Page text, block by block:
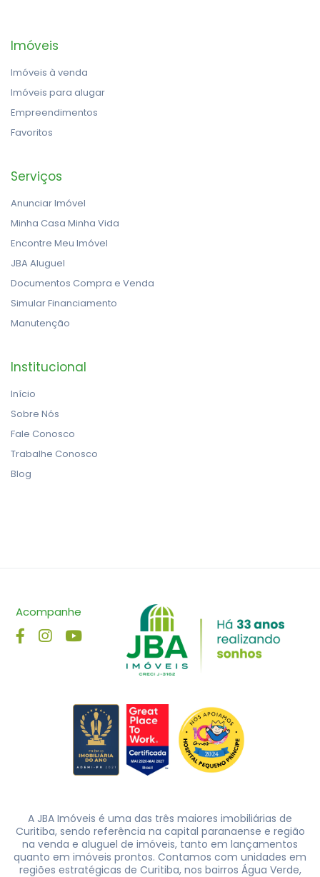
Imóveis
Imóveis à venda
Imóveis para alugar
Empreendimentos
Favoritos
Serviços
Anunciar Imóvel
Minha Casa Minha Vida
Encontre Meu Imóvel
JBA Aluguel
Documentos Compra e Venda
Simular Financiamento
Manutenção
Institucional
Início
Sobre Nós
Fale Conosco
Trabalhe Conosco
Blog
Acompanhe
A JBA Imóveis é uma das três maiores imobiliárias de
Curitiba, sendo referência na capital paranaense e região
na venda e aluguel de imóveis, tanto em lançamentos
quanto em imóveis prontos. Contamos com unidades em
regiões estratégicas de Curitiba, nos bairros Água Verde,